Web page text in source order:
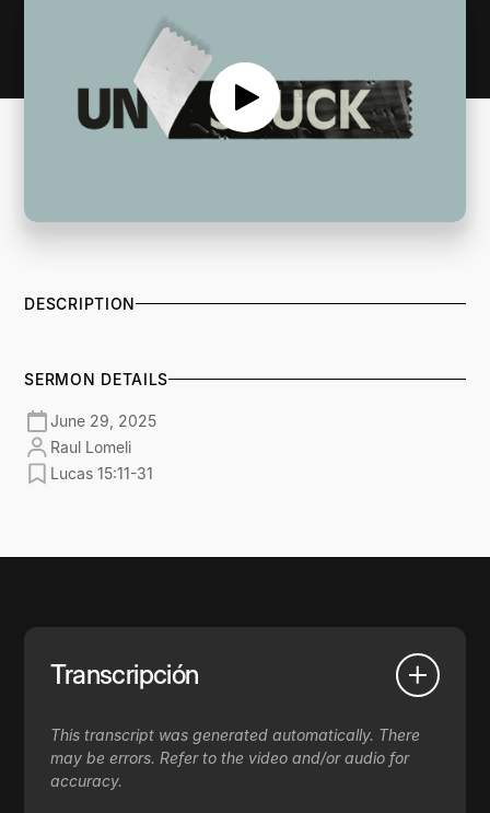
DESCRIPTION
SERMON DETAILS
June 29, 2025
Raul Lomeli
Lucas 15:11-31
Transcripción
This transcript was generated automatically. There
may be errors. Refer to the video and/or audio for
accuracy.